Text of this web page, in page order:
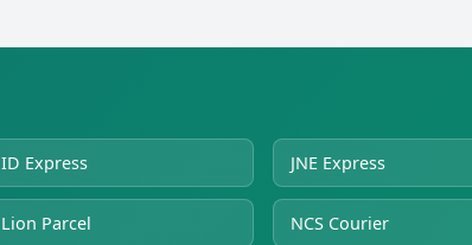
ID Express JNE Express
Lion Parcel NCS Courier